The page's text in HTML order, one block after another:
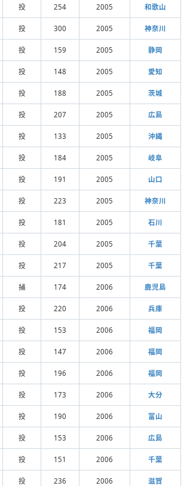
投 254 2005 和歌山
投 300 2005 神奈川
投 159 2005 静岡
投 148 2005 愛知
投 188 2005 茨城
投 207 2005 広島
投 133 2005 沖縄
投 184 2005 岐阜
投 191 2005 山口
投 223 2005 神奈川
投 181 2005 石川
投 204 2005 千葉
投 217 2005 千葉
捕 174 2006 鹿児島
投 220 2006 兵庫
投 153 2006 福岡
投 147 2006 福岡
投 196 2006 福岡
投 173 2006 大分
投 190 2006 富山
投 153 2006 広島
投 151 2006 千葉
投 236 2006 滋賀